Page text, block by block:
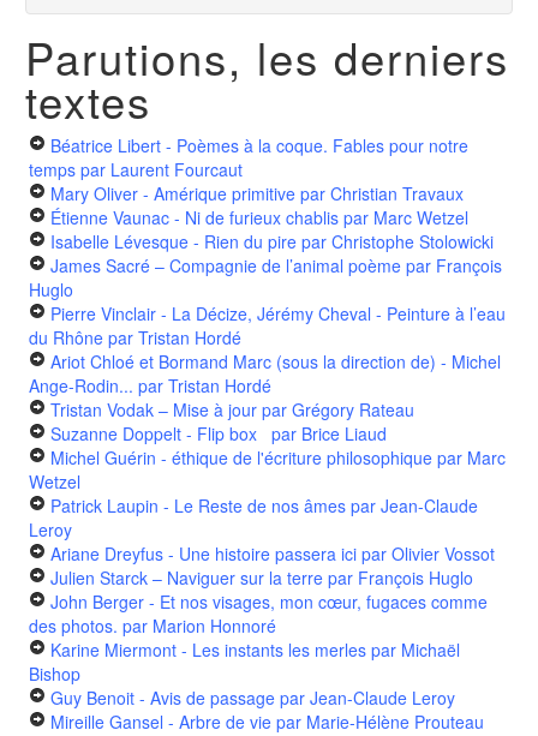
Parutions, les derniers
textes
Béatrice Libert - Poèmes à la coque. Fables pour notre
temps par Laurent Fourcaut
Mary Oliver - Amérique primitive par Christian Travaux
Étienne Vaunac - Ni de furieux chablis par Marc Wetzel
Isabelle Lévesque - Rien du pire par Christophe Stolowicki
James Sacré – Compagnie de l’animal poème par François
Huglo
Pierre Vinclair - La Décize, Jérémy Cheval - Peinture à l’eau
du Rhône par Tristan Hordé
Ariot Chloé et Bormand Marc (sous la direction de) - Michel
Ange-Rodin... par Tristan Hordé
Tristan Vodak – Mise à jour par Grégory Rateau
Suzanne Doppelt - Flip box par Brice Liaud
Michel Guérin - éthique de l'écriture philosophique par Marc
Wetzel
Patrick Laupin - Le Reste de nos âmes par Jean-Claude
Leroy
Ariane Dreyfus - Une histoire passera ici par Olivier Vossot
Julien Starck – Naviguer sur la terre par François Huglo
John Berger - Et nos visages, mon cœur, fugaces comme
des photos. par Marion Honnoré
Karine Miermont - Les instants les merles par Michaël
Bishop
Guy Benoit - Avis de passage par Jean-Claude Leroy
Mireille Gansel - Arbre de vie par Marie-Hélène Prouteau